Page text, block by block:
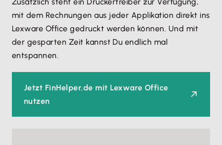
mit dem Rechnungen aus jeder Applikation direkt ins
Lexware Office gedruckt werden können. Und mit
der gesparten Zeit kannst Du endlich mal
entspannen.
Jetzt FinHelper.de mit Lexware Office
nutzen